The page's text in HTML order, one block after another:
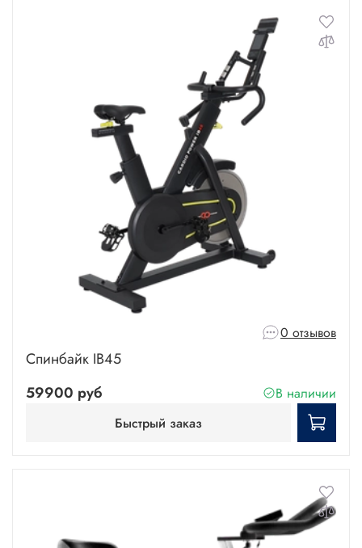
0 отзывов
Спинбайк IB45
59900 руб
В наличии
Быстрый заказ